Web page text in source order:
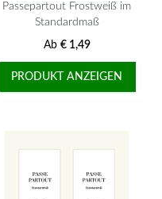
Passepartout Frostweiß im
Standardmaß
Ab € 1,49
PRODUKT ANZEIGEN